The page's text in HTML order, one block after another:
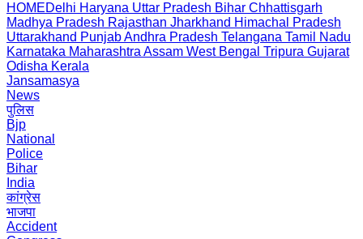
HOMEDelhi Haryana Uttar Pradesh Bihar Chhattisgarh
Madhya Pradesh Rajasthan Jharkhand Himachal Pradesh
Uttarakhand PunjabAndhra Pradesh Telangana Tamil Nadu
Karnataka Maharashtra Assam West Bengal Tripura Gujarat
Odisha Kerala
Jansamasya
News
पुलिस
Bjp
National
Police
Bihar
India
कांग्रेस
भाजपा
Accident